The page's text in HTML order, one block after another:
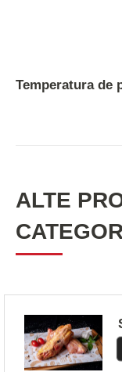
Temperatura de
ALTE